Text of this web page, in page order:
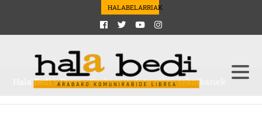
HALABELARRIAK
Hala Bedi>Press>Grebara jo dute soinu teknikariek